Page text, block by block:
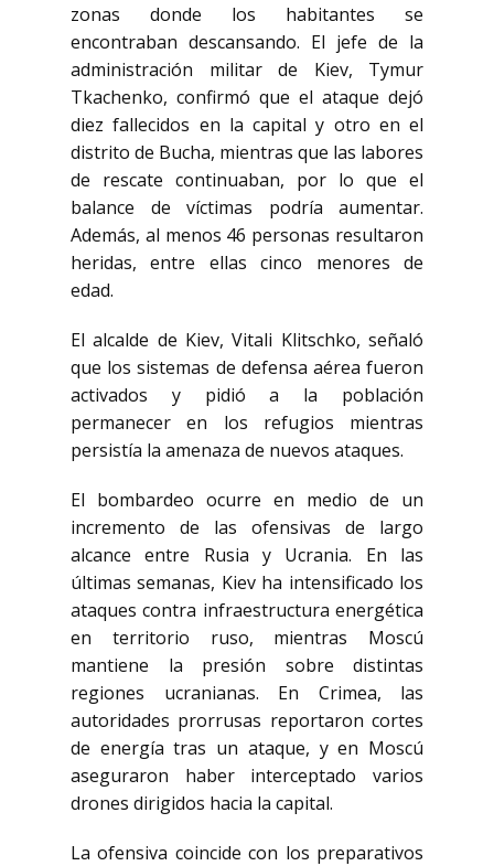
zonas donde los habitantes se
encontraban descansando. El jefe de la
administración militar de Kiev, Tymur
Tkachenko, confirmó que el ataque dejó
diez fallecidos en la capital y otro en el
distrito de Bucha, mientras que las labores
de rescate continuaban, por lo que el
balance de víctimas podría aumentar.
Además, al menos 46 personas resultaron
heridas, entre ellas cinco menores de
edad.
El alcalde de Kiev, Vitali Klitschko, señaló
que los sistemas de defensa aérea fueron
activados y pidió a la población
permanecer en los refugios mientras
persistía la amenaza de nuevos ataques.
El bombardeo ocurre en medio de un
incremento de las ofensivas de largo
alcance entre Rusia y Ucrania. En las
últimas semanas, Kiev ha intensificado los
ataques contra infraestructura energética
en territorio ruso, mientras Moscú
mantiene la presión sobre distintas
regiones ucranianas. En Crimea, las
autoridades prorrusas reportaron cortes
de energía tras un ataque, y en Moscú
aseguraron haber interceptado varios
drones dirigidos hacia la capital.
La ofensiva coincide con los preparativos